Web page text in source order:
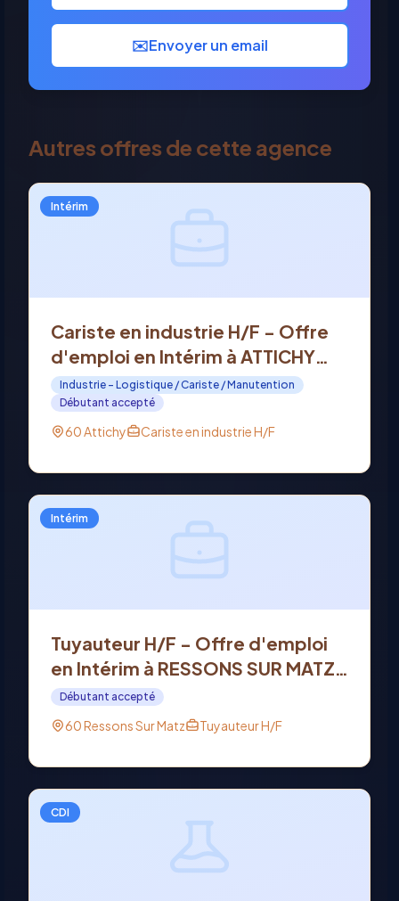
✉️Envoyer un email
Autres offres de cette agence
Intérim
Cariste en industrie H/F - Offre
d'emploi en Intérim à ATTICHY
(60)
Industrie - Logistique / Cariste / Manutention
Débutant accepté
60 Attichy Cariste en industrie H/F
Intérim
Tuyauteur H/F - Offre d'emploi
en Intérim à RESSONS SUR MATZ
(60)
Débutant accepté
60 Ressons Sur Matz Tuyauteur H/F
CDI